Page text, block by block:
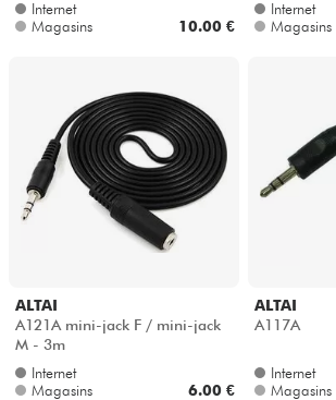
Internet
Magasins
10.00 €
Internet
Magasins
ALTAI
A121A mini-jack F / mini-jack
M - 3m
Internet
Magasins
6.00 €
ALTAI
A117A
Internet
Magasins